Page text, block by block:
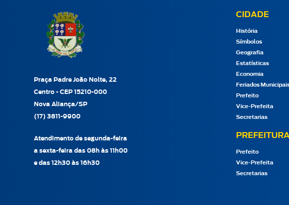
Praça Padre João Nolte, 22
Centro - CEP 15210-000
Nova Aliança/SP
(17) 3811-9900
Atendimento de segunda-feira
a sexta-feira das 08h às 11h00
e das 12h30 às 16h30
CIDADE
História
Símbolos
Geografia
Estatísticas
Economia
Feriados
Prefeito
Vice-Prefeita
Secretarias
PREFEITURA
Prefeito
Vice-Prefeita
Secretarias